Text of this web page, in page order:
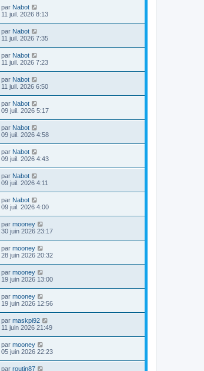
par Nabot
11 juil. 2026 8:13
par Nabot
11 juil. 2026 7:35
par Nabot
11 juil. 2026 7:23
par Nabot
11 juil. 2026 6:50
par Nabot
09 juil. 2026 5:17
par Nabot
09 juil. 2026 4:58
par Nabot
09 juil. 2026 4:43
par Nabot
09 juil. 2026 4:11
par Nabot
09 juil. 2026 4:00
par mooney
30 juin 2026 23:17
par mooney
28 juin 2026 20:32
par mooney
19 juin 2026 13:00
par mooney
19 juin 2026 12:56
par maskpi92
11 juin 2026 21:49
par mooney
05 juin 2026 22:23
par routin87